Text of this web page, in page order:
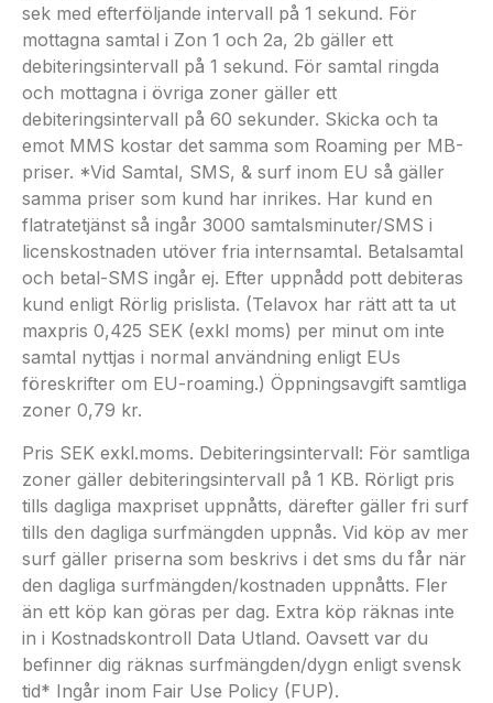
sek med efterföljande intervall på 1 sekund. För
mottagna samtal i Zon 1 och 2a, 2b gäller ett
debiteringsintervall på 1 sekund. För samtal ringda
och mottagna i övriga zoner gäller ett
debiteringsintervall på 60 sekunder. Skicka och ta
emot MMS kostar det samma som Roaming per MB-
priser. *Vid Samtal, SMS, & surf inom EU så gäller
samma priser som kund har inrikes. Har kund en
flatratetjänst så ingår 3000 samtalsminuter/SMS i
licenskostnaden utöver fria internsamtal. Betalsamtal
och betal-SMS ingår ej. Efter uppnådd pott debiteras
kund enligt Rörlig prislista. (Telavox har rätt att ta ut
maxpris 0,425 SEK (exkl moms) per minut om inte
samtal nyttjas i normal användning enligt EUs
föreskrifter om EU-roaming.) Öppningsavgift samtliga
zoner 0,79 kr.
Pris SEK exkl.moms. Debiteringsintervall: För samtliga
zoner gäller debiteringsintervall på 1 KB. Rörligt pris
tills dagliga maxpriset uppnåtts, därefter gäller fri surf
tills den dagliga surfmängden uppnås. Vid köp av mer
surf gäller priserna som beskrivs i det sms du får när
den dagliga surfmängden/kostnaden uppnåtts. Fler
än ett köp kan göras per dag. Extra köp räknas inte
in i Kostnadskontroll Data Utland. Oavsett var du
befinner dig räknas surfmängden/dygn enligt svensk
tid* Ingår inom Fair Use Policy (FUP).